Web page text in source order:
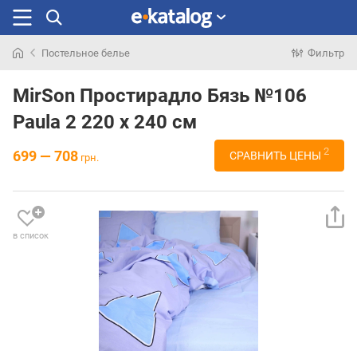
раньше
Постельное белье Фильтр
MirSon Простирадло Бязь №106
Paula 2 220 х 240 см
699 — 708 грн. СРАВНИТЬ ЦЕНЫ 2
в список